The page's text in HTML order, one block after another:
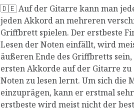
🇩🇪 Auf der Gitarre kann man
jeden Akkord an mehreren
Griffbrett spielen. Der erstbeste
Lesen der Noten einfällt, wird
äußeren Ende des Griffbretts
ersten Akkorde auf der Gitarre
Noten zu lesen lernt. Um sich die
einzuprägen, kann er erstmal
erstbeste wird meist nicht der